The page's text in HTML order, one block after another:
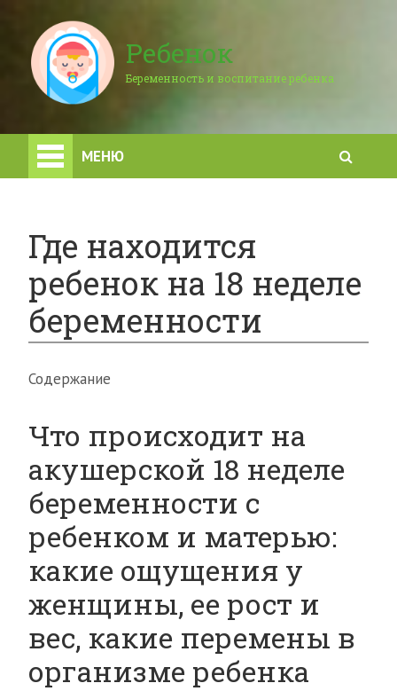
Ребенок
Беременность и воспитание ребенка
МЕНЮ
Где находится
ребенок на 18 неделе
беременности
Содержание
Что происходит на
акушерской 18 неделе
беременности с
ребенком и матерью:
какие ощущения у
женщины, ее рост и
вес, какие перемены в
организме ребенка